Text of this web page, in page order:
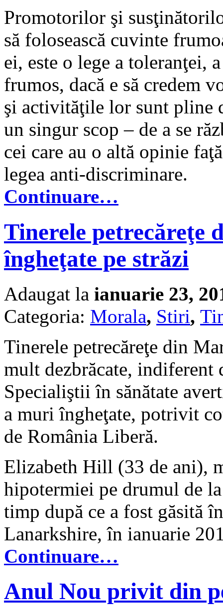
Promotorilor şi
să folosească cuvinte
ei, este o lege a toleranţei,
frumos, dacă e să credem
şi activităţile lor sunt pline
un singur scop – de a se
cei care au o altă opinie
legea anti-discriminare.
Continuare…
Tinerele petrecăreţe
îngheţate pe străzi
Adaugat la ianuarie 23,
Categoria: Morala, Stiri,
Tinerele petrecăreţe din
mult dezbrăcate, indiferent
Specialiştii în sănătate
a muri îngheţate, potrivit
de România Liberă.
Elizabeth Hill (33 de ani),
hipotermiei pe drumul de
timp după ce a fost găsită
Lanarkshire, în ianuarie
Continuare…
Anul Nou privit din